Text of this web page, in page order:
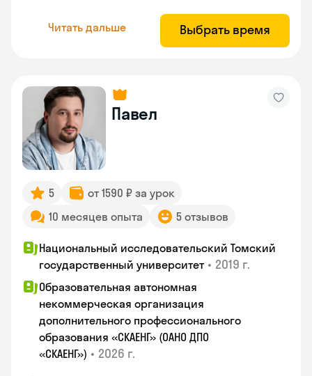
Читать дальше Выбрать время
Павел
5
от 1590 ₽ за урок
10 месяцев опыта
5 отзывов
Национальный исследовательский Томский
государственный университет • 2019 г.
Образовательная автономная
некоммерческая организация
дополнительного профессионального
образования «СКАЕНГ» (ОАНО ДПО
«СКАЕНГ») • 2026 г.